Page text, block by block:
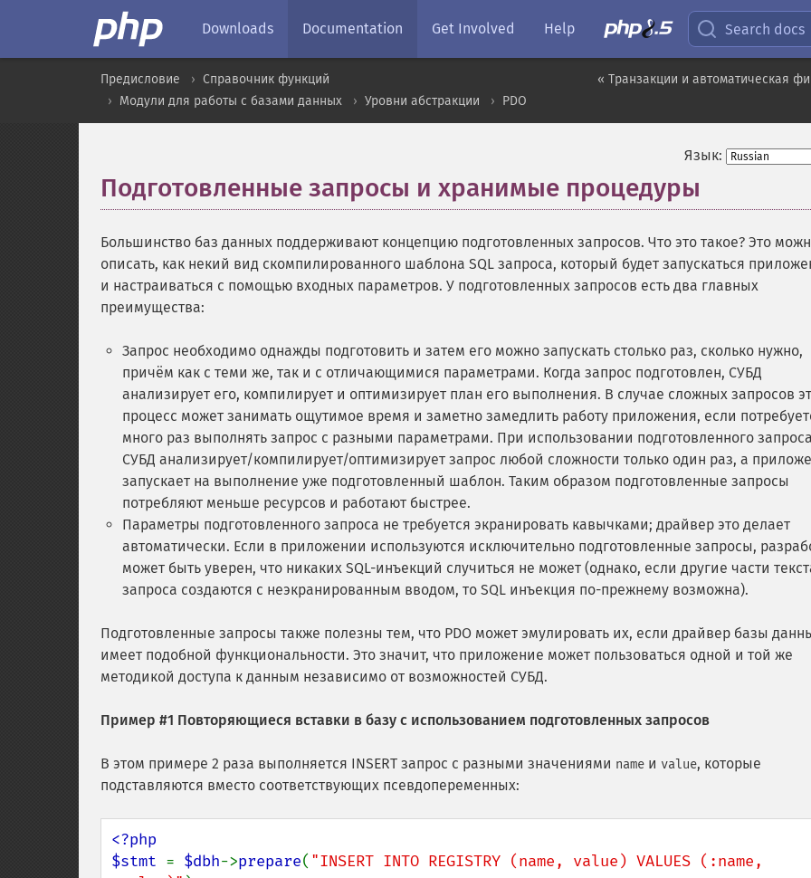
Downloads Documentation Get Involved Help Search docs
« Транзакции и автоматическая
Предисловие
Справочник функций
Модули для работы с базами данных
Уровни абстракции PDO
Язык:
Подготовленные запросы и хранимые процедуры
Большинство баз данных поддерживают концепцию подготовленных запросов. Что это такое? Это
описать, как некий вид скомпилированного шаблона SQL запроса, который будет запускаться
и настраиваться с помощью входных параметров. У подготовленных запросов есть два главных
преимущества:
Запрос необходимо однажды подготовить и затем его можно запускать столько раз, сколько нужно,
причём как с теми же, так и с отличающимися параметрами. Когда запрос подготовлен, СУБД
анализирует его, компилирует и оптимизирует план его выполнения. В случае сложных запросов
процесс может занимать ощутимое время и заметно замедлить работу приложения, если
много раз выполнять запрос с разными параметрами. При использовании подготовленного
СУБД анализирует/компилирует/оптимизирует запрос любой сложности только один раз, а
запускает на выполнение уже подготовленный шаблон. Таким образом подготовленные запросы
потребляют меньше ресурсов и работают быстрее.
Параметры подготовленного запроса не требуется экранировать кавычками; драйвер это делает
автоматически. Если в приложении используются исключительно подготовленные запросы,
может быть уверен, что никаких SQL-инъекций случиться не может (однако, если другие части
запроса создаются с неэкранированным вводом, то SQL инъекция по-прежнему возможна).
Подготовленные запросы также полезны тем, что PDO может эмулировать их, если драйвер базы
имеет подобной функциональности. Это значит, что приложение может пользоваться одной и той же
методикой доступа к данным независимо от возможностей СУБД.
Пример #1 Повторяющиеся вставки в базу с использованием подготовленных запросов
В этом примере 2 раза выполняется INSERT запрос с разными значениями name и value, которые
подставляются вместо соответствующих псевдопеременных:
<?php
$stmt = $dbh->prepare( "INSERT INTO REGISTRY (name, value) VALUES (:name,